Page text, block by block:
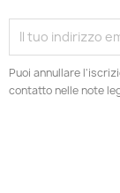
Puoi annullare
contatto nelle note